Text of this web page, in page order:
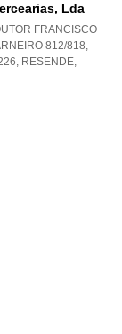
Lda
FRANCISCO
812/818,
, RESENDE,